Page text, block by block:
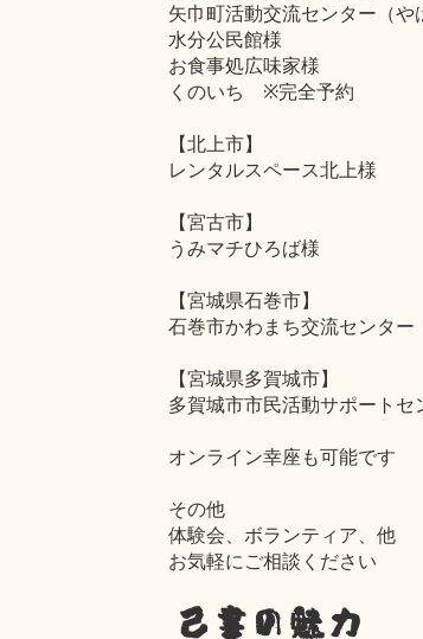
矢巾町活動交流センター（や
水分公民館様
お食事処広味家様
くのいち ※完全予約
【北上市】
レンタルスペース北上様
【宮古市】
うみマチひろば様
【宮城県石巻市】
石巻市かわまち交流センター
【宮城県多賀城市】
多賀城市市民活動サポートセ
オンライン幸座も可能です
その他
体験会、ボランティア、他
お気軽にご相談ください
己書の魅力